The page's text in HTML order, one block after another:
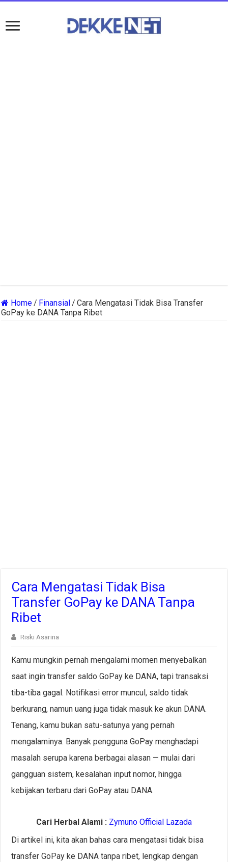
Home/ Finansial/ Cara Mengatasi Tidak Bisa Transfer
GoPay ke DANA Tanpa Ribet
Cara Mengatasi Tidak Bisa
Transfer GoPay ke DANA Tanpa
Ribet
Riski Asarina
Kamu mungkin pernah mengalami momen menyebalkan
saat ingin transfer saldo GoPay ke DANA, tapi transaksi
tiba-tiba gagal. Notifikasi error muncul, saldo tidak
berkurang, namun uang juga tidak masuk ke akun DANA.
Tenang, kamu bukan satu-satunya yang pernah
mengalaminya. Banyak pengguna GoPay menghadapi
masalah serupa karena berbagai alasan — mulai dari
gangguan sistem, kesalahan input nomor, hingga
kebijakan terbaru dari GoPay atau DANA.
Cari Herbal Alami : Zymuno Official Lazada
Di artikel ini, kita akan bahas cara mengatasi tidak bisa
transfer GoPay ke DANA tanpa ribet, lengkap dengan